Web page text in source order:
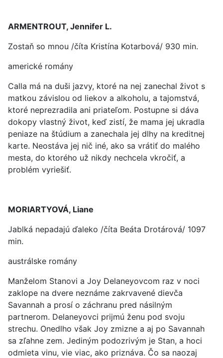
ARMENTROUT, Jennifer L.
Zostaň so mnou /číta Kristína Kotarbová/ 930 min.
americké romány
Calla má na duši jazvy, ktoré na nej zanechal život s
matkou závislou od liekov a alkoholu, a tajomstvá,
ktoré neprezradila ani priateľom. Postupne si dáva
dokopy vlastný život, keď zistí, že mama jej ukradla
peniaze na štúdium a zanechala jej dlhy na kreditnej
karte. Neostáva jej nič iné, ako sa vrátiť do malého
mesta, do ktorého už nikdy nechcela vkročiť, a
problém vyriešiť.
MORIARTYOVÁ, Liane
Jablká nepadajú ďaleko /číta Beáta Drotárová/ 1097
min.
austrálske romány
Manželom Stanovi a Joy Delaneyovcom raz v noci
zaklope na dvere neznáme zakrvavené dievča
Savannah a prosí o záchranu pred násilným
partnerom. Delaneyovci prijmú ženu pod svoju
strechu. Onedlho však Joy zmizne a aj po Savannah
sa zľahne zem. Jediným podozrivým je Stan, a hoci
odmieta vinu, vie viac, ako priznáva. Čo sa naozaj